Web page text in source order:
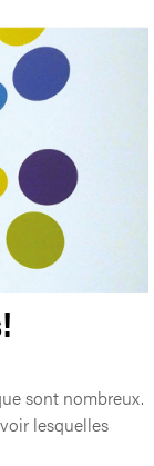
sont nombreux.
lesquelles